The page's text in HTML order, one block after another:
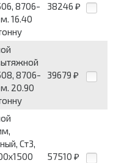
8706-
16.40
38246 ₽
8706-
м. 20.90
39679 ₽
Ст3,
57510 ₽